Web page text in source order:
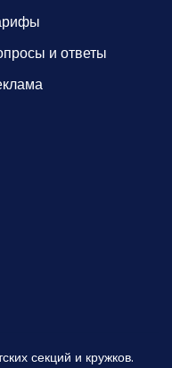
и ответы
секций и кружков.